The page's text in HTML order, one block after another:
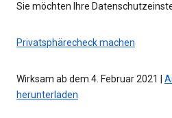
Sie möchten Ihre
Privatsphärecheck machen
Wirksam ab dem 4. Februar 2021 |
herunterladen